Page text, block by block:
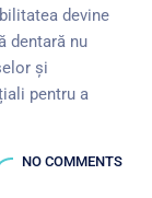
devine
dentară nu
și
pentru a
NO COMMENTS